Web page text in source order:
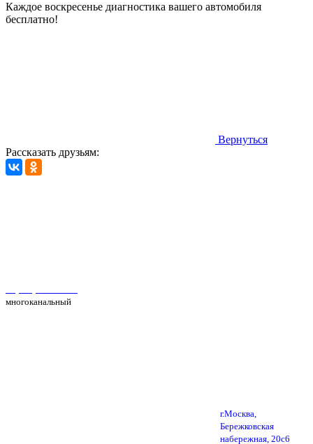
Каждое воскресенье диагностика вашего автомобиля
бесплатно!
Вернуться
Рассказать друзьям:
многоканальный
г.Москва,
Бережковская
набережная, 20с6